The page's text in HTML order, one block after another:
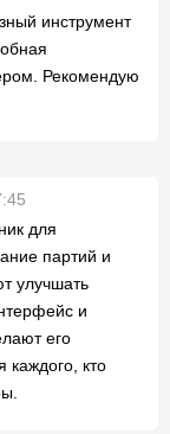
инструмент
Рекомендую
для
партий и
улучшать
и
его
кто